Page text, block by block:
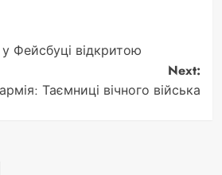
Фейсбуці відкритою
Next:
Таємниці вічного війська